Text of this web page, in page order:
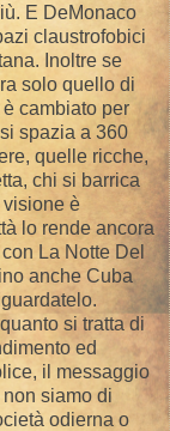
E DeMonaco
claustrofobici
Inoltre se
solo quello di
cambiato per
spazia a 360
quelle ricche,
chi si barrica
visione è
lo rende ancora
La Notte Del
anche Cuba
si tratta di
ed
il messaggio
siamo di
odierna o